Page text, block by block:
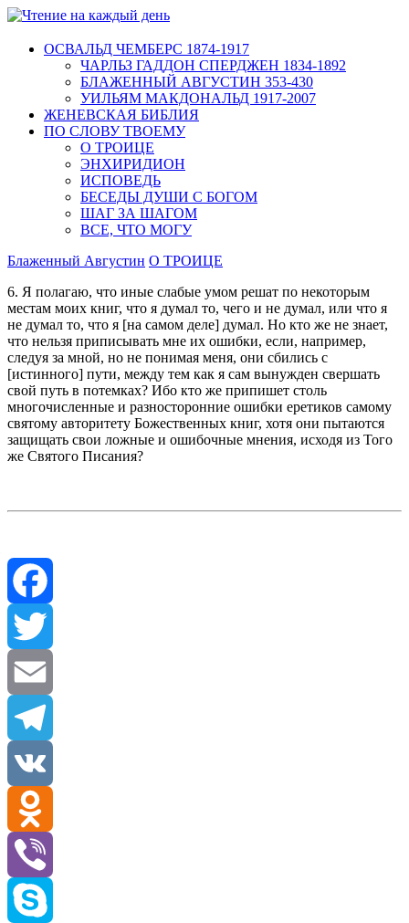
ОСВАЛЬД ЧЕМБЕРС 1874-1917
ЧАРЛЬЗ ГАДДОН СПЕРДЖЕН 1834-1892
БЛАЖЕННЫЙ АВГУСТИН 353-430
УИЛЬЯМ МАКДОНАЛЬД 1917-2007
ЖЕНЕВСКАЯ БИБЛИЯ
ПО СЛОВУ ТВОЕМУ
О ТРОИЦЕ
ЭНХИРИДИОН
ИСПОВЕДЬ
БЕСЕДЫ ДУШИ С БОГОМ
ШАГ ЗА ШАГОМ
ВСЕ, ЧТО МОГУ
Блаженный Августин О ТРОИЦЕ
6. Я полагаю, что иные слабые умом решат по некоторым
местам моих книг, что я думал то, чего и не думал, или что я
не думал то, что я [на самом деле] думал. Но кто же не знает,
что нельзя приписывать мне их ошибки, если, например,
следуя за мной, но не понимая меня, они сбились с
[истинного] пути, между тем как я сам вынужден свершать
свой путь в потемках? Ибо кто же припишет столь
многочисленные и разносторонние ошибки еретиков самому
святому авторитету Божественных книг, хотя они пытаются
защищать свои ложные и ошибочные мнения, исходя из Того
же Святого Писания?
Facebook
Twitter
Email
Telegram
VK
Odnoklassniki
Viber